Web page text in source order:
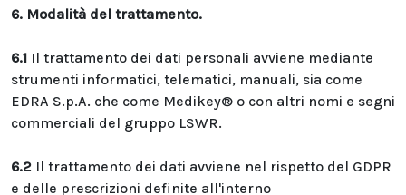
6. Modalità del trattamento.
6.1 Il trattamento dei dati personali avviene mediante
strumenti informatici, telematici, manuali, sia come
EDRA S.p.A. che come Medikey® o con altri nomi e segni
commerciali del gruppo LSWR.
6.2 Il trattamento dei dati avviene nel rispetto del GDPR
e delle prescrizioni definite all'interno